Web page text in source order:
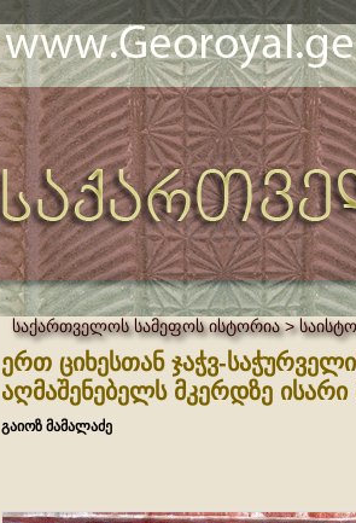
საქართველოს სამეფოს ისტორია >
ერთ ციხესთან ჯაჭვ-
აღმაშენებელს მკერდზე
გაიოზ მამალაძე